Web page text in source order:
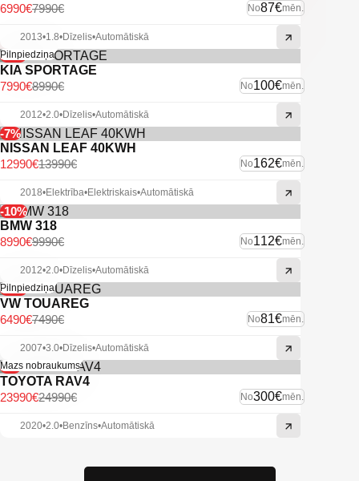
No87€mēn.
7990€
6990€
2013•1.8•Dīzelis•Automātiskā
-11%
Pilnpiedziņa
KIA SPORTAGE
No100€mēn.
8990€
7990€
2012•2.0•Dīzelis•Automātiskā
-7%
NISSAN LEAF 40KWH
No162€mēn.
13990€
12990€
2018•Elektrība•Elektriskais•Automātiskā
-10%
BMW 318
No112€mēn.
9990€
8990€
2012•2.0•Dīzelis•Automātiskā
-13%
Pilnpiedziņa
VW TOUAREG
No81€mēn.
7490€
6490€
2007•3.0•Dīzelis•Automātiskā
-4%
Mazs nobraukums
TOYOTA RAV4
No300€mēn.
24990€
23990€
2020•2.0•Benzīns•Automātiskā